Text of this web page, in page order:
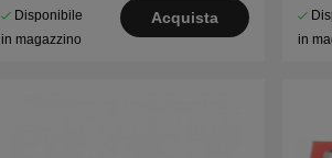
Disponibile
in magazzino
Acquista
in